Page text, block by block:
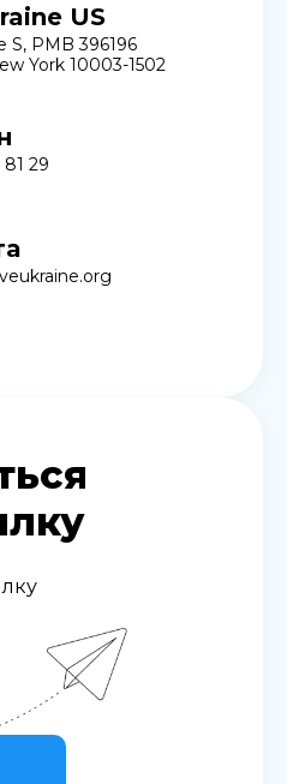
US
S, PMB 396196
York 10003-1502
29